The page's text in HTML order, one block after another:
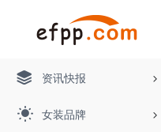
资讯快报
女装品牌